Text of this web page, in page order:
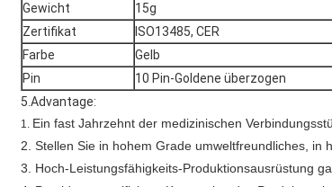
Gewicht
15g
Zertifikat
ISO13485, CER
Farbe
Gelb
Pin
10 Pin-Goldene überzogen
5.Advantage:
1. Ein fast Jahrzehnt der medizinischen
2. Stellen Sie in hohem Grade umweltfreundliches, in
3. Hoch-Leistungsfähigkeits-Produktionsausrüstung